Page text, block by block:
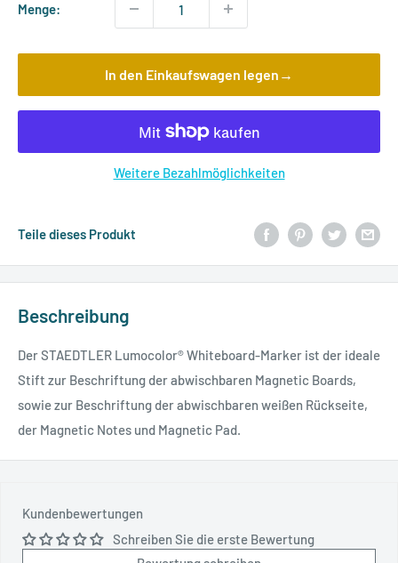
Menge:
In den Einkaufswagen legen→
Weitere Bezahlmöglichkeiten
Teile dieses Produkt
Beschreibung
Der STAEDTLER Lumocolor® Whiteboard-Marker ist der ideale
Stift zur Beschriftung der abwischbaren Magnetic Boards,
sowie zur Beschriftung der abwischbaren weißen Rückseite,
der Magnetic Notes und Magnetic Pad.
Kundenbewertungen
Schreiben Sie die erste Bewertung